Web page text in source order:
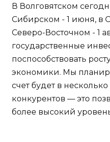
В Волговятском
Сибирском - 1 июня, в
Северо-Восточном - 1
государственные
поспособствовать
экономики. Мы
счет будет в
конкурентов — это
более высокий